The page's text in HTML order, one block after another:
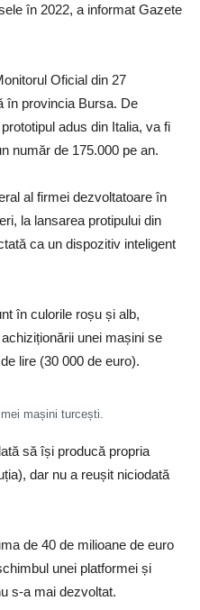
în 2022, a informat Gazete
Oficial din 27
în provincia Bursa. De
adus din Italia, va fi
număr de 175.000 pe an.
al firmei dezvoltatoare în
la lansarea protipului din
ca un dispozitiv inteligent
în culorile roșu și alb,
unei mașini se
lire (30 000 de euro).
mașini turcești.
să își producă propria
dar nu a reușit niciodată
de 40 de milioane de euro
unei platformei și
s-a mai dezvoltat.